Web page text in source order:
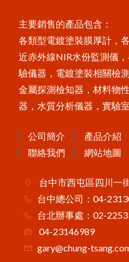
主要銷售的產品包含：
各類型電鍍塗裝膜厚計，
近赤外線NIR水份監測儀
驗儀器，電鍍塗裝相關檢
金屬探測檢知器，材料物
器，水質分析儀器，實驗
公司簡介 產品介紹
聯絡我們
網站地圖
台中市西屯區四川一
台中總公司：04-
台北辦事處：02-
04-23146989
gary@chung-